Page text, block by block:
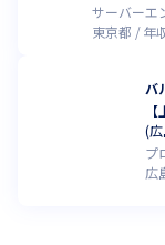
サーバーエ
東京都
年
バ
(広
プ
広